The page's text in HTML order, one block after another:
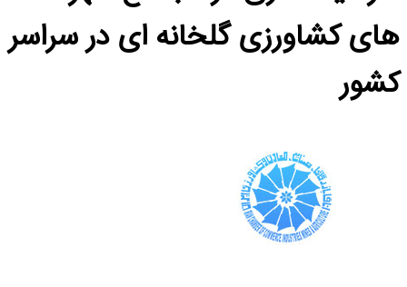
های کشاورزی گلخانه ای در سراسر
کشور